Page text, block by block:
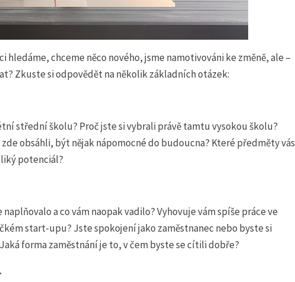
hledáme, chceme něco nového, jsme namotivováni ke změně, ale –
Zkuste si odpovědět na několik základních otázek:
střední školu? Proč jste si vybrali právě tamtu vysokou školu?
obsáhli, být nějak nápomocné do budoucna? Které předměty vás
potenciál?
a co vám naopak vadilo? Vyhovuje vám spíše práce ve
start-upu? Jste spokojení jako zaměstnanec nebo byste si
forma zaměstnání je to, v čem byste se cítili dobře?